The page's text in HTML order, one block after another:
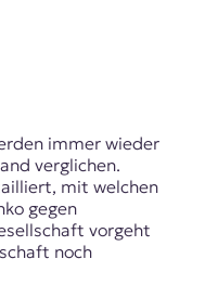
immer wieder
verglichen.
mit welchen
gegen
vorgeht
noch